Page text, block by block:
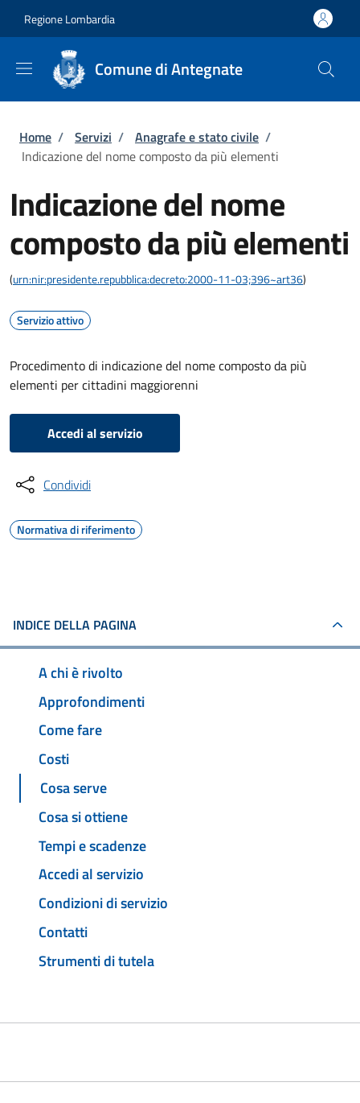
Regione Lombardia
Comune di Antegnate
Briciole di pane
Home / Servizi / Anagrafe e stato civile /
Indicazione del nome composto da più elementi
Indicazione del nome
composto da più elementi
(urn:nir:presidente.repubblica:decreto:2000-11-03;396~art36)
Servizio attivo
Procedimento di indicazione del nome composto da più
elementi per cittadini maggiorenni
Accedi al servizio
Condividi
Normativa di riferimento
INDICE DELLA PAGINA
A chi è rivolto
Approfondimenti
Come fare
Costi
Cosa serve
Cosa si ottiene
Tempi e scadenze
Accedi al servizio
Condizioni di servizio
Contatti
Strumenti di tutela